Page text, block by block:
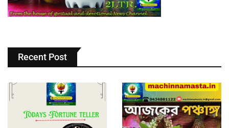
Recent Post